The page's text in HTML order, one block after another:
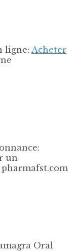
ligne: Acheter
un
Oral